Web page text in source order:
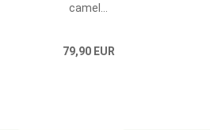
camel...
79,90 EUR